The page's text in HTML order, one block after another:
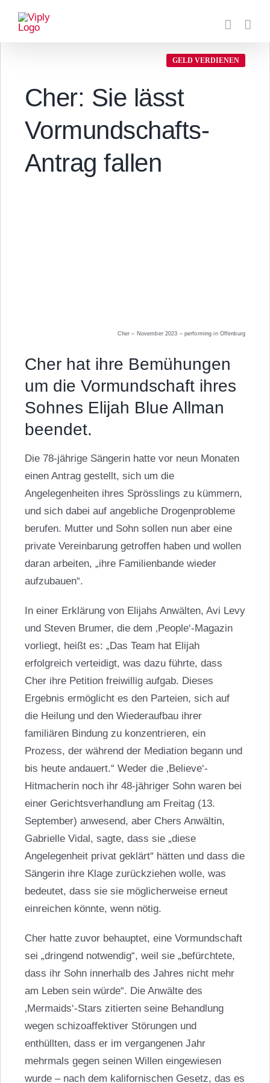
Inhalt
springen
GELD VERDIENEN
Cher: Sie lässt
Vormundschafts-
Antrag fallen
Cher – November 2023 – performing in Offenburg
Cher hat ihre Bemühungen
um die Vormundschaft ihres
Sohnes Elijah Blue Allman
beendet.
Die 78-jährige Sängerin hatte vor neun Monaten
einen Antrag gestellt, sich um die
Angelegenheiten ihres Sprösslings zu kümmern,
und sich dabei auf angebliche Drogenprobleme
berufen. Mutter und Sohn sollen nun aber eine
private Vereinbarung getroffen haben und wollen
daran arbeiten, „ihre Familienbande wieder
aufzubauen“.
In einer Erklärung von Elijahs Anwälten, Avi Levy
und Steven Brumer, die dem ‚People‘-Magazin
vorliegt, heißt es: „Das Team hat Elijah
erfolgreich verteidigt, was dazu führte, dass
Cher ihre Petition freiwillig aufgab. Dieses
Ergebnis ermöglicht es den Parteien, sich auf
die Heilung und den Wiederaufbau ihrer
familiären Bindung zu konzentrieren, ein
Prozess, der während der Mediation begann und
bis heute andauert.“ Weder die ‚Believe‘-
Hitmacherin noch ihr 48-jähriger Sohn waren bei
einer Gerichtsverhandlung am Freitag (13.
September) anwesend, aber Chers Anwältin,
Gabrielle Vidal, sagte, dass sie „diese
Angelegenheit privat geklärt“ hätten und dass die
Sängerin ihre Klage zurückziehen wolle, was
bedeutet, dass sie sie möglicherweise erneut
einreichen könnte, wenn nötig.
Cher hatte zuvor behauptet, eine Vormundschaft
sei „dringend notwendig“, weil sie „befürchtete,
dass ihr Sohn innerhalb des Jahres nicht mehr
am Leben sein würde“. Die Anwälte des
‚Mermaids‘-Stars zitierten seine Behandlung
wegen schizoaffektiver Störungen und
enthüllten, dass er im vergangenen Jahr
mehrmals gegen seinen Willen eingewiesen
wurde – nach dem kalifornischen Gesetz, das es